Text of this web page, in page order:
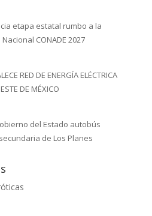
etapa estatal rumbo a la
CONADE 2027
RED DE ENERGÍA ELÉCTRICA
DE MÉXICO
del Estado autobús
de Los Planes